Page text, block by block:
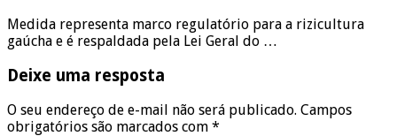
Medida representa marco regulatório para a rizicultura
gaúcha e é respaldada pela Lei Geral do …
Deixe uma resposta
O seu endereço de e-mail não será publicado. Campos
obrigatórios são marcados com *